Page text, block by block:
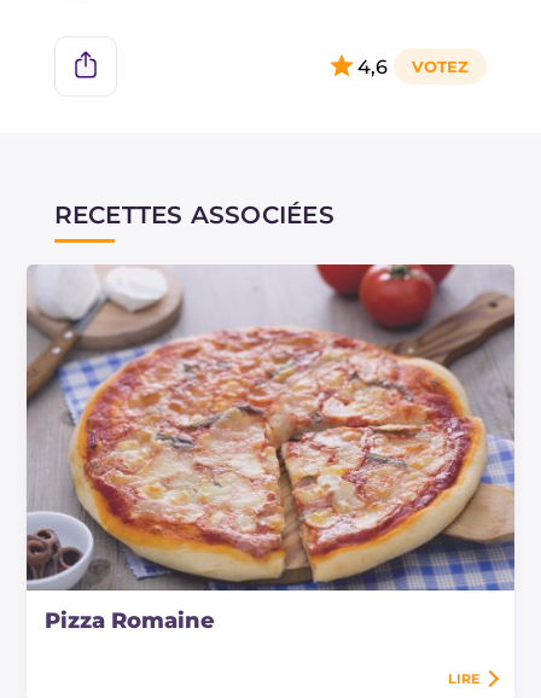
4,6
RECETTES ASSOCIÉES
Pizza Romaine
LIRE